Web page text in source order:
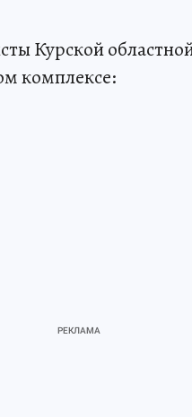
Курской
комплексе: